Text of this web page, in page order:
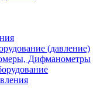
(давление)
Дифманометры